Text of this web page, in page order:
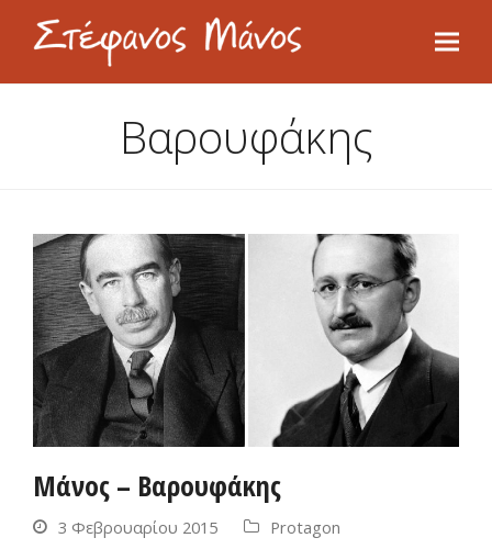
Βαρουφάκης
Μάνος – Βαρουφάκης
3 Φεβρουαρίου 2015 Protagon